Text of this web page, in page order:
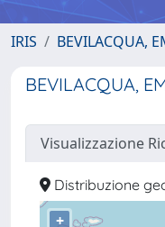
IRIS BEVILACQUA,
BEVILACQUA,
Visualizzazione
Distribuzione
+